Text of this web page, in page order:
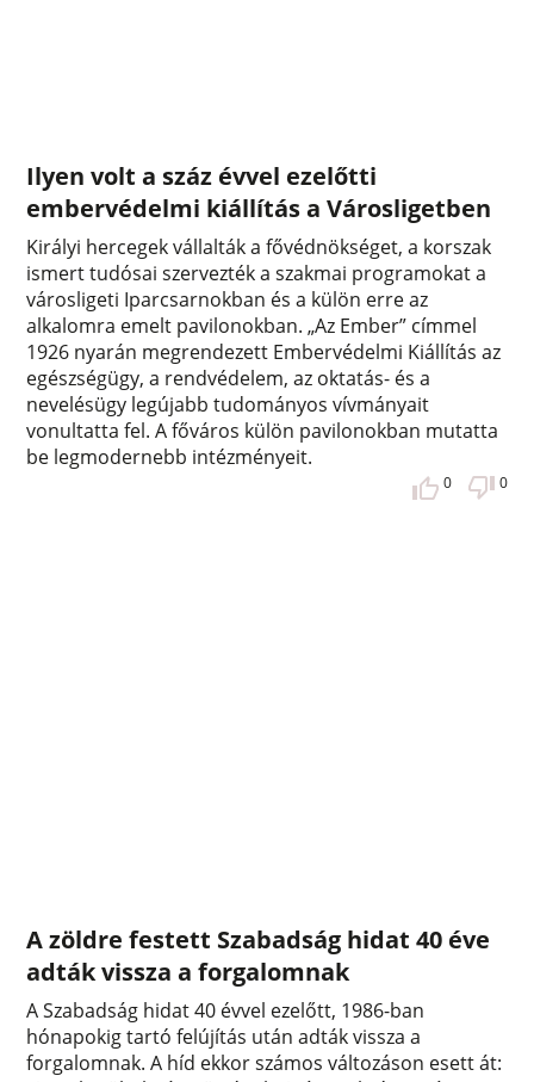
Ilyen volt a száz évvel ezelőtti
embervédelmi kiállítás a Városligetben
Királyi hercegek vállalták a fővédnökséget, a korszak
ismert tudósai szervezték a szakmai programokat a
városligeti Iparcsarnokban és a külön erre az
alkalomra emelt pavilonokban. „Az Ember” címmel
1926 nyarán megrendezett Embervédelmi Kiállítás az
egészségügy, a rendvédelem, az oktatás- és a
nevelésügy legújabb tudományos vívmányait
vonultatta fel. A főváros külön pavilonokban mutatta
be legmodernebb intézményeit.
0 0
A zöldre festett Szabadság hidat 40 éve
adták vissza a forgalomnak
A Szabadság hidat 40 évvel ezelőtt, 1986-ban
hónapokig tartó felújítás után adták vissza a
forgalomnak. A híd ekkor számos változáson esett át: